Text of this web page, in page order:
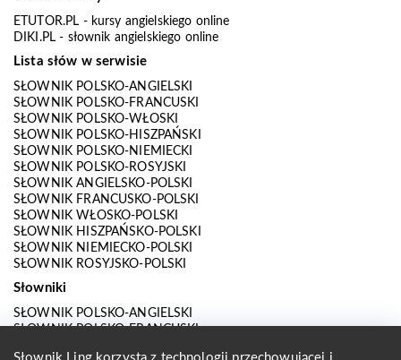
ETUTOR.PL - kursy angielskiego online
DIKI.PL - słownik angielskiego online
Lista słów w serwisie
SŁOWNIK POLSKO-ANGIELSKI
SŁOWNIK POLSKO-FRANCUSKI
SŁOWNIK POLSKO-WŁOSKI
SŁOWNIK POLSKO-HISZPAŃSKI
SŁOWNIK POLSKO-NIEMIECKI
SŁOWNIK POLSKO-ROSYJSKI
SŁOWNIK ANGIELSKO-POLSKI
SŁOWNIK FRANCUSKO-POLSKI
SŁOWNIK WŁOSKO-POLSKI
SŁOWNIK HISZPAŃSKO-POLSKI
SŁOWNIK NIEMIECKO-POLSKI
SŁOWNIK ROSYJSKO-POLSKI
Słowniki
SŁOWNIK POLSKO-ANGIELSKI
SŁOWNIK POLSKO-FRANCUSKI